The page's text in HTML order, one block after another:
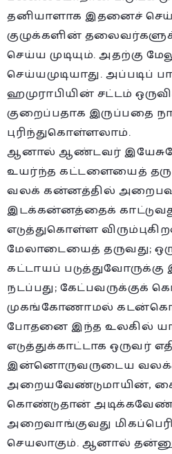
தனியாளாக இதனைச்
குழுக்களின்
செய்ய முடியும். அதற்கு
செய்யமுடியாது. அப்படிப்
ஹமுராபியின் சட்டம்
குறைப்பதாக இருப்பதை
புரிந்துகொள்ளலாம்.
ஆனால் ஆண்டவர்
உயர்ந்த கட்டளையைத்
வலக் கன்னத்தில்
இடக்கன்னத்தைக்
எடுத்துகொள்ள
மேலாடையைத் தருவது;
கட்டாயப்
நடப்பது; கேட்பவருக்குக்
முகங்கோணாமல்
போதனை இந்த உலகில்
எடுத்துக்காட்டாக ஒருவர்
இன்னொருவருடைய
அறையவேண்டுமாயின்,
கொண்டுதான்
அறைவாங்குவது
செயலாகும். ஆனால்